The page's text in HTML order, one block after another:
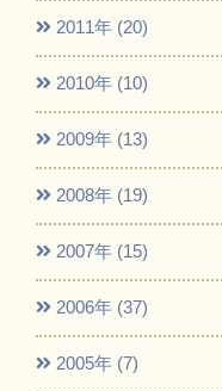
2011年 (20)
2010年 (10)
2009年 (13)
2008年 (19)
2007年 (15)
2006年 (37)
2005年 (7)